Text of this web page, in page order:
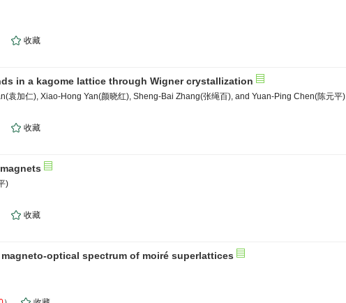
收藏
in a kagome lattice through Wigner crystallization
袁加仁), Xiao-Hong Yan(颜晓红), Sheng-Bai Zhang(张绳百), and Yuan-Ping Chen(陈元平)
收藏
)
收藏
optical spectrum of moiré superlattices